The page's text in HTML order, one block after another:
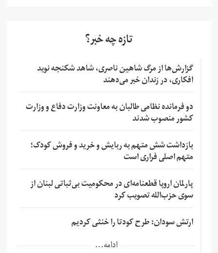
تازه چه خبر؟
گزارش‌ها از مرگ شاهین ناصری، شاهد شکنجه نوید
افکاری، در زندان خبر می‌دهند
دو فرمانده نظامی طالبان به معاونت وزارت دفاع و وزارت
کشور منصوب شدند
بازداشت شش متهم به ربایش و خرید و فروش کودک؛
متهم اصلی فراری است
پارلمان اروپا قطعنامه‌ای در محکومیت بی‌ثباتی لبنان از
سوی حزب‌الله تصویب کرد
ارتش سودان: طرح کودتا را خنثی کردیم
ادامه...